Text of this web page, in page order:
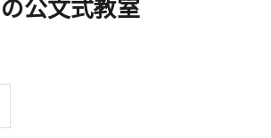
の公文式教室